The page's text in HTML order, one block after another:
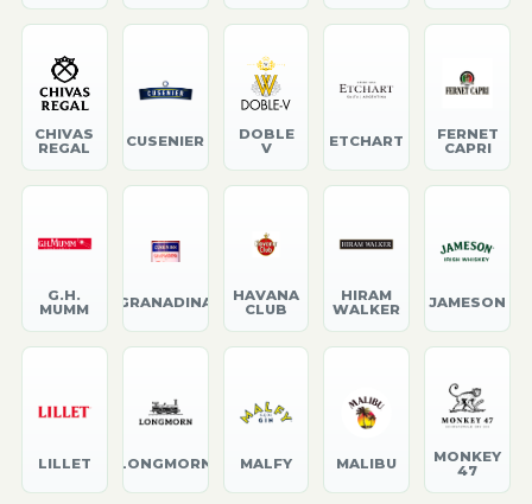
CHIVAS
REGAL
CUSENIER
DOBLE
V
ETCHART
FERNET
CAPRI
G.H.
MUMM
GRANADINA
HAVANA
CLUB
HIRAM
WALKER
JAMESON
LILLET LONGMORN MALFY MALIBU
MONKEY
47